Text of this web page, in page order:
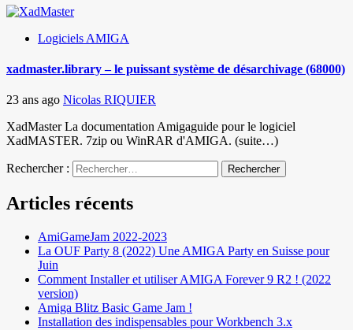
Logiciels AMIGA
xadmaster.library – le puissant système de désarchivage (68000)
23 ans ago Nicolas RIQUIER
XadMaster La documentation Amigaguide pour le logiciel
XadMASTER. 7zip ou WinRAR d'AMIGA. (suite…)
Rechercher :
Articles récents
AmiGameJam 2022-2023
La OUF Party 8 (2022) Une AMIGA Party en Suisse pour
Juin
Comment Installer et utiliser AMIGA Forever 9 R2 ! (2022
version)
Amiga Blitz Basic Game Jam !
Installation des indispensables pour Workbench 3.x